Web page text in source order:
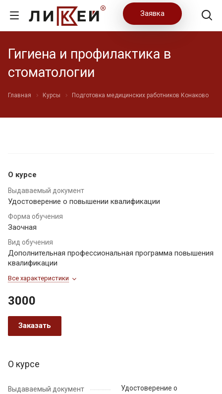
Заявка
Гигиена и профилактика в
стоматологии
Главная Курсы Подготовка медицинских работников Конаково
О курсе
Выдаваемый документ
Удостоверение о повышении квалификации
Форма обучения
Заочная
Вид обучения
Дополнительная профессиональная программа повышения
квалификации
Все характеристики
3000
Заказать
О курсе
Выдаваемый документ
Удостоверение о